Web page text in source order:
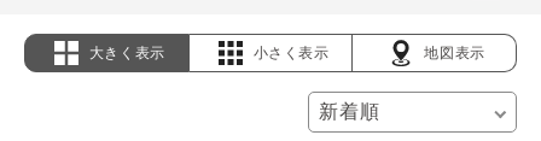
大きく表示 小さく表示 地図表示